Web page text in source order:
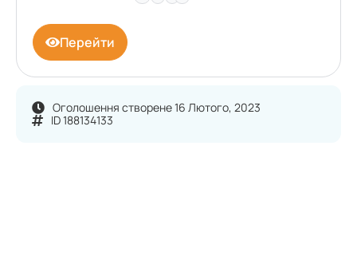
Оголошення створене 16 Лютого, 2023
ID 188134133
Перейти